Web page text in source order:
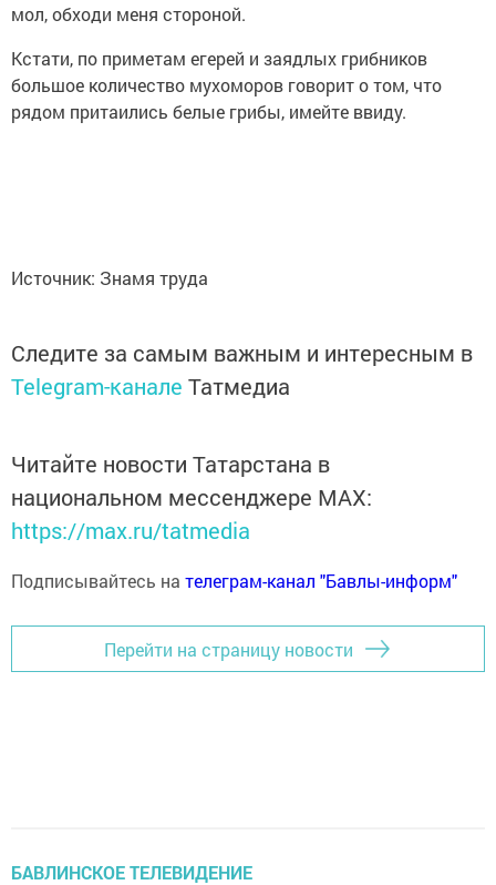
мол, обходи меня стороной.
Кстати, по приметам егерей и заядлых грибников
большое количество мухоморов говорит о том, что
рядом притаились белые грибы, имейте ввиду.
Источник: Знамя труда
Следите за самым важным и интересным в
Telegram-канале Татмедиа
Читайте новости Татарстана в
национальном мессенджере MАХ:
https://max.ru/tatmedia
Подписывайтесь на телеграм-канал "Бавлы-информ"
Перейти на страницу новости
БАВЛИНСКОЕ ТЕЛЕВИДЕНИЕ